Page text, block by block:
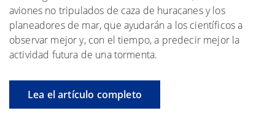
aviones no tripulados de caza de huracanes y los
planeadores de mar, que ayudarán a los científicos a
observar mejor y, con el tiempo, a predecir mejor la
actividad futura de una tormenta.
Lea el artículo completo